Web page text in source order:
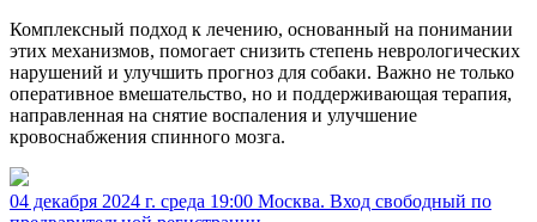
Комплексный подход к лечению, основанный на понимании
этих механизмов, помогает снизить степень неврологических
нарушений и улучшить прогноз для собаки. Важно не только
оперативное вмешательство, но и поддерживающая терапия,
направленная на снятие воспаления и улучшение
кровоснабжения спинного мозга.
04 декабря 2024 г. среда 19:00 Москва. Вход свободный по